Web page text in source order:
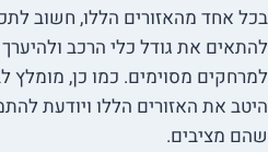
בכל אחד מהאזורים הללו, חשוב
להתאים את גודל כלי הרכב
למרחקים מסוימים. כמו כן, מומלץ
היטב את האזורים הללו ויודעת
שהם מציבים.